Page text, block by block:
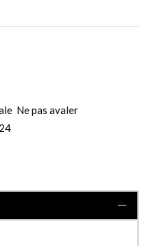
 Ne pas avaler